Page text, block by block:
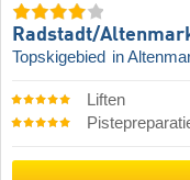
Radstadt/​
Topskigebied in
Liften